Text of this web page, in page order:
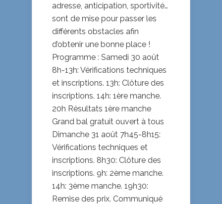
adresse, anticipation, sportivité…
sont de mise pour passer les
différents obstacles afin
d’obtenir une bonne place !
Programme : Samedi 30 août
8h-13h: Vérifications techniques
et inscriptions. 13h: Clôture des
inscriptions. 14h: 1ère manche.
20h Résultats 1ère manche
Grand bal gratuit ouvert à tous
Dimanche 31 août 7h45-8h15:
Vérifications techniques et
inscriptions. 8h30: Clôture des
inscriptions. 9h: 2ème manche.
14h: 3ème manche. 19h30:
Remise des prix. Communiqué